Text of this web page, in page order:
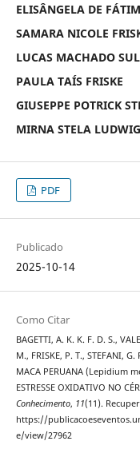
ELISÂNGELA DE
SAMARA NICOLE
LUCAS MACHADO
PAULA TAÍS FRISKE
GIUSEPPE POTRICK
MIRNA STELA LUDWIG
PDF
Publicado
2025-10-14
Como Citar
BAGETTI, A. K. K. F. D. S.,
M., FRISKE, P. T., STEFANI,
MACA PERUANA (Lepidium
ESTRESSE OXIDATIVO NO
Conhecimento, 11(11).
https://
e/view/27962